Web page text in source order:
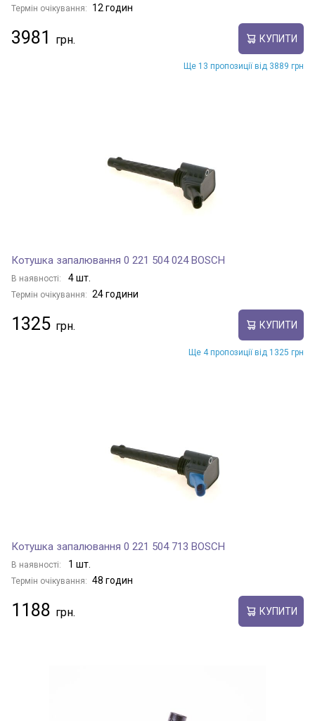
Термін очікування: 12 годин
3981 КУПИТИ
Ще 13 пропозиції від 3889 грн
Котушка запалювання 0 221 504 024 BOSCH
В наявності: 4 шт.
Термін очікування: 24 години
1325 КУПИТИ
Ще 4 пропозиції від 1325 грн
Котушка запалювання 0 221 504 713 BOSCH
В наявності: 1 шт.
Термін очікування: 48 годин
1188 КУПИТИ